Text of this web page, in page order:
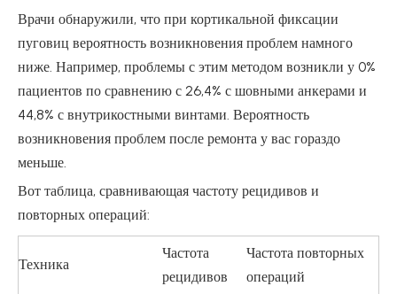
Врачи обнаружили, что при кортикальной фиксации
пуговиц вероятность возникновения проблем намного
ниже. Например, проблемы с этим методом возникли у 0%
пациентов по сравнению с 26,4% с шовными анкерами и
44,8% с внутрикостными винтами. Вероятность
возникновения проблем после ремонта у вас гораздо
меньше.
Вот таблица, сравнивающая частоту рецидивов и
повторных операций:
Техника
Частота
рецидивов
Частота повторных
операций